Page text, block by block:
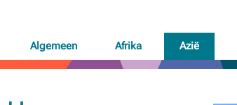
Algemeen Afrika Azië